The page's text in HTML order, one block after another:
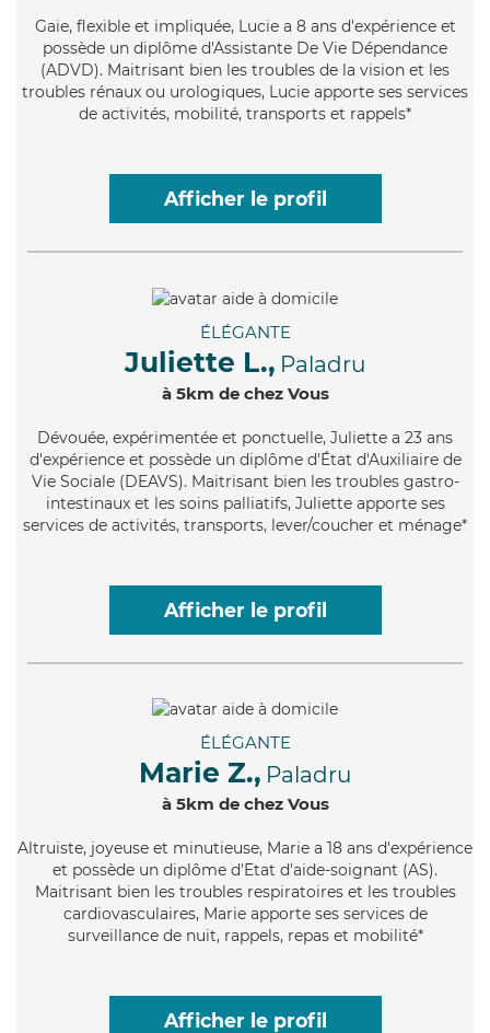
Gaie, flexible et impliquée, Lucie a 8 ans d'expérience et
possède un diplôme d'Assistante De Vie Dépendance
(ADVD). Maitrisant bien les troubles de la vision et les
troubles rénaux ou urologiques, Lucie apporte ses services
de activités, mobilité, transports et rappels*
Afficher le profil
ÉLÉGANTE
Juliette L., Paladru
à 5km de chez Vous
Dévouée, expérimentée et ponctuelle, Juliette a 23 ans
d'expérience et possède un diplôme d'État d'Auxiliaire de
Vie Sociale (DEAVS). Maitrisant bien les troubles gastro-
intestinaux et les soins palliatifs, Juliette apporte ses
services de activités, transports, lever/coucher et ménage*
Afficher le profil
ÉLÉGANTE
Marie Z., Paladru
à 5km de chez Vous
Altruiste, joyeuse et minutieuse, Marie a 18 ans d'expérience
et possède un diplôme d'Etat d'aide-soignant (AS).
Maitrisant bien les troubles respiratoires et les troubles
cardiovasculaires, Marie apporte ses services de
surveillance de nuit, rappels, repas et mobilité*
Afficher le profil